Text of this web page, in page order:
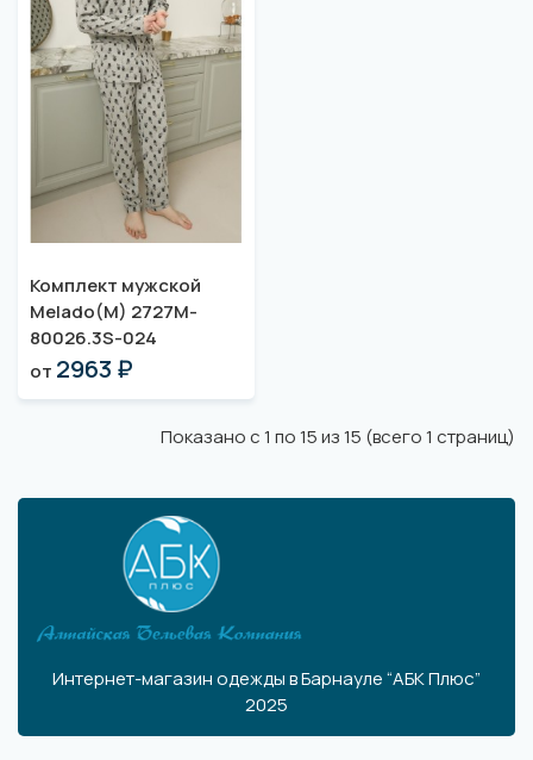
Комплект мужской
Melado(M) 2727M-
80026.3S-024
от 2963 ₽
Показано с 1 по 15 из 15 (всего 1 страниц)
Интернет-магазин одежды в Барнауле “АБК Плюс”
2025